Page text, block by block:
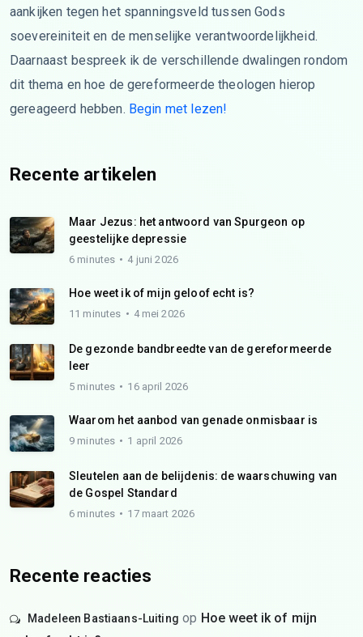
aankijken tegen het spanningsveld tussen Gods
soevereiniteit en de menselijke verantwoordelijkheid.
Daarnaast bespreek ik de verschillende dwalingen rondom
dit thema en hoe de gereformeerde theologen hierop
gereageerd hebben. Begin met lezen!
Recente artikelen
Maar Jezus: het antwoord van Spurgeon op
geestelijke depressie
6 minutes 4 juni 2026
Hoe weet ik of mijn geloof echt is?
11 minutes 4 mei 2026
De gezonde bandbreedte van de gereformeerde
leer
5 minutes 16 april 2026
Waarom het aanbod van genade onmisbaar is
9 minutes 1 april 2026
Sleutelen aan de belijdenis: de waarschuwing van
de Gospel Standard
6 minutes 17 maart 2026
Recente reacties
Madeleen Bastiaans-Luiting op Hoe weet ik of mijn